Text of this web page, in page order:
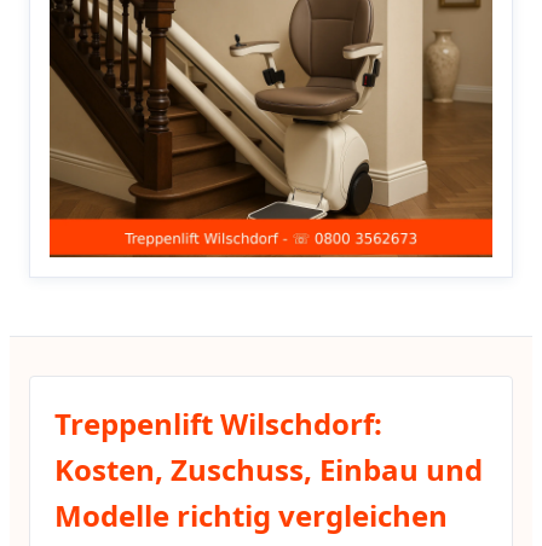
Treppenlift Wilschdorf:
Kosten, Zuschuss, Einbau und
Modelle richtig vergleichen